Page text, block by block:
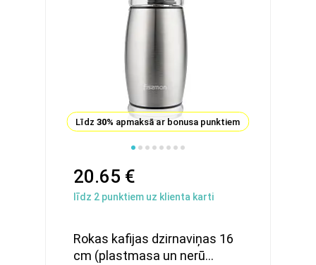
Līdz 30% apmaksā ar bonusa punktiem
20.65 €
līdz 2 punktiem uz klienta karti
Rokas kafijas dzirnaviņas 16
cm (plastmasa un nerū...